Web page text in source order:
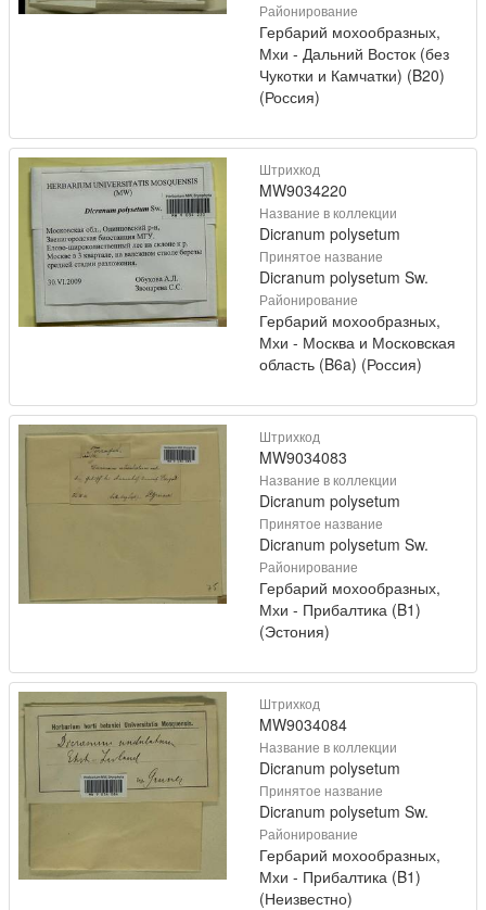
Районирование
Гербарий мохообразных,
Мхи - Дальний Восток (без
Чукотки и Камчатки) (B20)
(Россия)
Штрихкод
MW9034220
Название в коллекции
Dicranum polysetum
Принятое название
Dicranum polysetum Sw.
Районирование
Гербарий мохообразных,
Мхи - Москва и Московская
область (B6a) (Россия)
Штрихкод
MW9034083
Название в коллекции
Dicranum polysetum
Принятое название
Dicranum polysetum Sw.
Районирование
Гербарий мохообразных,
Мхи - Прибалтика (B1)
(Эстония)
Штрихкод
MW9034084
Название в коллекции
Dicranum polysetum
Принятое название
Dicranum polysetum Sw.
Районирование
Гербарий мохообразных,
Мхи - Прибалтика (B1)
(Неизвестно)